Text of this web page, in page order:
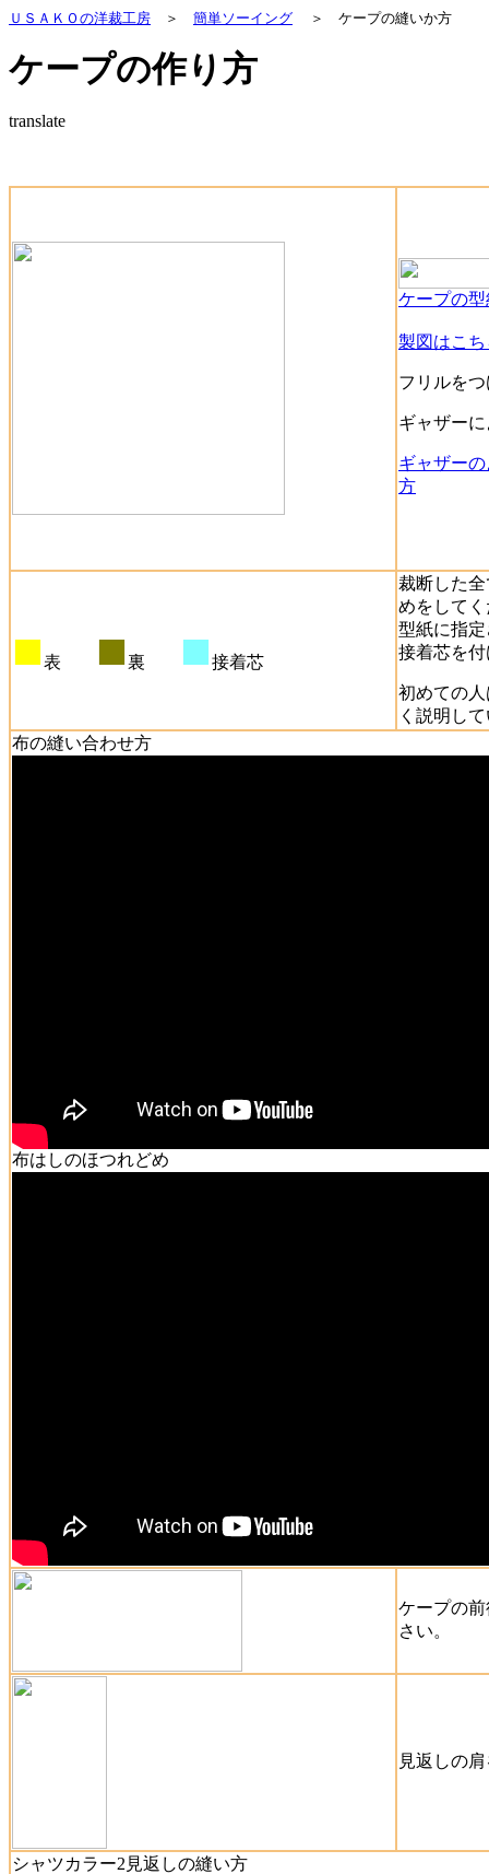
ＵＳＡＫＯの洋裁工房 ＞ 簡単ソーイング ＞ ケープの縫いか方
ケープの作り方
translate
ケープの型
製図はこち
フリルを
ギャザー
ギャザー
方
■表 ■裏 ■接着芯
裁断した
めをして
型紙に指
接着芯を
初めての人
く説明し
布の縫い合わせ方
布はしのほつれどめ
ケープの
さい。
見返しの
シャツカラー2見返しの縫い方